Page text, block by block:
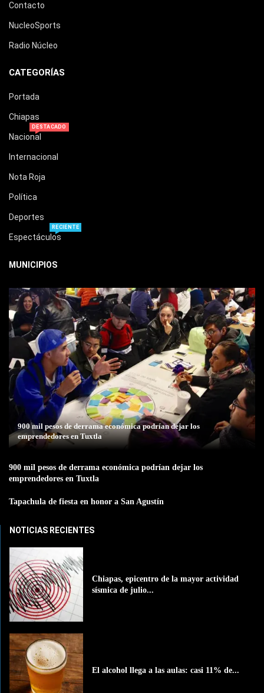
Contacto
NucleoSports
Radio Núcleo
CATEGORÍAS
Portada
Chiapas
Nacional
DESTACADO
Internacional
Nota Roja
Política
Deportes
Espectáculos
RECIENTE
MUNICIPIOS
900 mil pesos de derrama económica podrían dejar los
emprendedores en Tuxtla
900 mil pesos de derrama económica podrían dejar los
emprendedores en Tuxtla
Tapachula de fiesta en honor a San Agustín
NOTICIAS RECIENTES
Chiapas, epicentro de la mayor actividad
sísmica de julio...
El alcohol llega a las aulas: casi 11% de...